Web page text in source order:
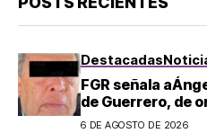
Destacadas
FGR señala
de Guerrero, de
evidencia sobre
6 DE AGOSTO DE 2026